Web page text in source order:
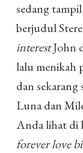
sedang
berjudul
interestJohn
lalu menikah
dan
Luna dan
Anda lihat di
forever love